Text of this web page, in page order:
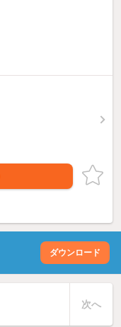
ダウンロード
次へ